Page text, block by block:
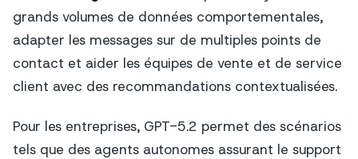
grands volumes de données comportementales,
adapter les messages sur de multiples points de
contact et aider les équipes de vente et de service
client avec des recommandations contextualisées.
Pour les entreprises, GPT-5.2 permet des scénarios
tels que des agents autonomes assurant le support